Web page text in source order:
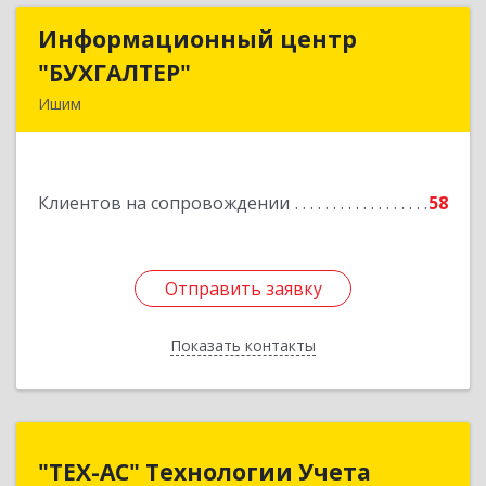
Информационный центр
"БУХГАЛТЕР"
Ишим
Клиентов на сопровождении 58
Отправить заявку
Показать контакты
Информационный центр
Подробнее
Отправить заявку
Назад
"ТЕХ-АС" Технологии Учета